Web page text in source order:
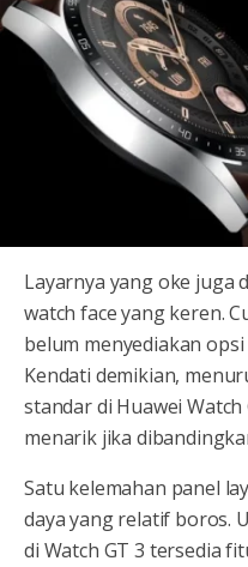
Layarnya yang oke juga
watch face yang keren.
belum menyediakan
Kendati demikian,
standar di Huawei
menarik jika
Satu kelemahan panel
daya yang relatif boros.
di Watch GT 3 tersedia